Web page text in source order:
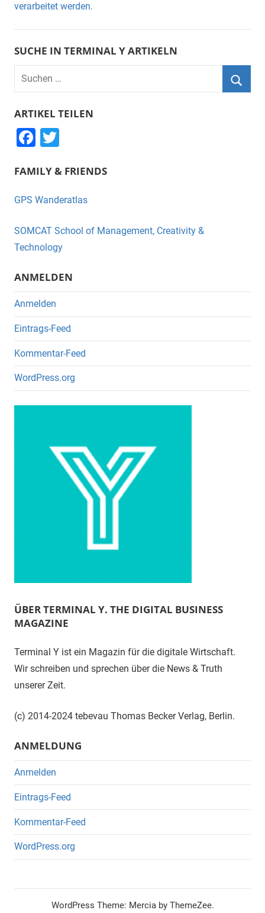
verarbeitet werden.
SUCHE IN TERMINAL Y ARTIKELN
Suchen
nach:
ARTIKEL TEILEN
F
c
e
o
o
k
tt
er
FAMILY & FRIENDS
GPS Wanderatlas
SOMCAT School of Management, Creativity &
Technology
ANMELDEN
Anmelden
Eintrags-Feed
Kommentar-Feed
WordPress.org
ÜBER TERMINAL Y. THE DIGITAL BUSINESS
MAGAZINE
Terminal Y ist ein Magazin für die digitale Wirtschaft.
Wir schreiben und sprechen über die News & Truth
unserer Zeit.
(c) 2014-2024 tebevau Thomas Becker Verlag, Berlin.
ANMELDUNG
Anmelden
Eintrags-Feed
Kommentar-Feed
WordPress.org
WordPress Theme: Mercia by ThemeZee.